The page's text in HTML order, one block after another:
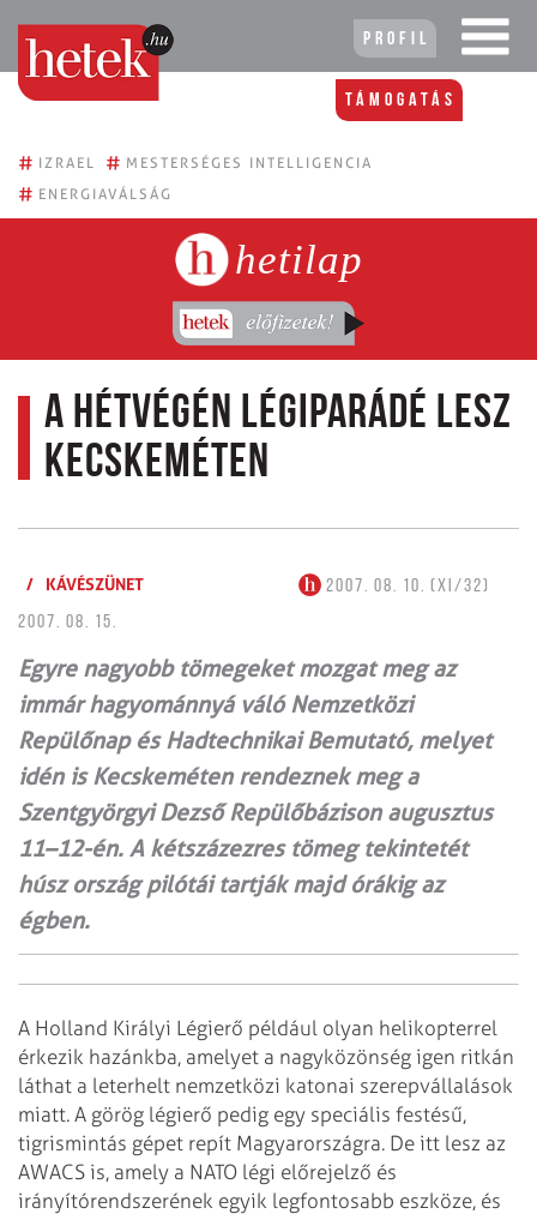
Profil
Támogatás
# IZRAEL # MESTERSÉGES INTELLIGENCIA
# ENERGIAVÁLSÁG
hetilap
A hétvégén légiparádé lesz
Kecskeméten
/ KÁVÉSZÜNET
2007. 08. 10. (XI/32)
2007. 08. 15.
Egyre nagyobb tömegeket mozgat meg az
immár hagyománnyá váló Nemzetközi
Repülőnap és Hadtechnikai Bemutató, melyet
idén is Kecskeméten rendeznek meg a
Szentgyörgyi Dezső Repülőbázison augusztus
11–12-én. A kétszázezres tömeg tekintetét
húsz ország pilótái tartják majd órákig az
égben.
A Holland Királyi Légierő például olyan helikopterrel
érkezik hazánkba, amelyet a nagyközönség igen ritkán
láthat a leterhelt nemzetközi katonai szerepvállalások
miatt. A görög légierő pedig egy speciális festésű,
tigrismintás gépet repít Magyarországra. De itt lesz az
AWACS is, amely a NATO légi előrejelző és
irányítórendszerének egyik legfontosabb eszköze, és